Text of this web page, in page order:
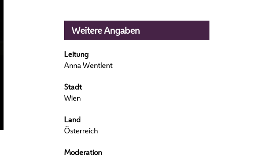
Weitere Angaben
Leitung
Anna Wentlent
Stadt
Wien
Land
Österreich
Moderation